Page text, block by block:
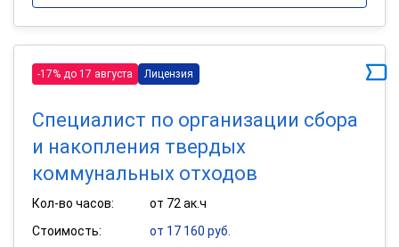
-17% до 17 августа Лицензия
Специалист по организации сбора
и накопления твердых
коммунальных отходов
Кол-во часов:
от 72 ак.ч
Стоимость:
от 17 160 руб.